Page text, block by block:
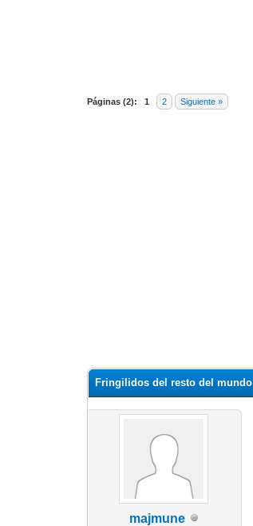
Páginas (2): 1 2 Siguiente »
9 voto(s) - 2 Media
1
2
3
4
5
Fringilidos del resto del mundo
majmune